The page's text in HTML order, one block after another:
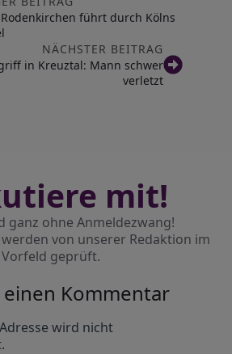
führt durch Kölns
NÄCHSTER BEITRAG
in Kreuztal: Mann schwer
verletzt
mit!
ganz ohne Anmeldezwang!
von unserer Redaktion im
Vorfeld geprüft.
einen Kommentar
wird nicht